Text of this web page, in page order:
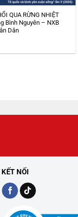
QUA RỪNG NHIỆT
Bình Nguyên – NXB
Dân
KẾT NỐI